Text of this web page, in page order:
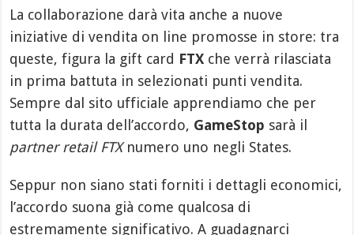
La collaborazione darà vita anche a nuove
iniziative di vendita on line promosse in store: tra
queste, figura la gift card FTX che verrà rilasciata
in prima battuta in selezionati punti vendita.
Sempre dal sito ufficiale apprendiamo che per
tutta la durata dell’accordo, GameStop sarà il
partner retail FTXnumero uno negli States.
Seppur non siano stati forniti i dettagli economici,
l’accordo suona già come qualcosa di
estremamente significativo. A guadagnarci